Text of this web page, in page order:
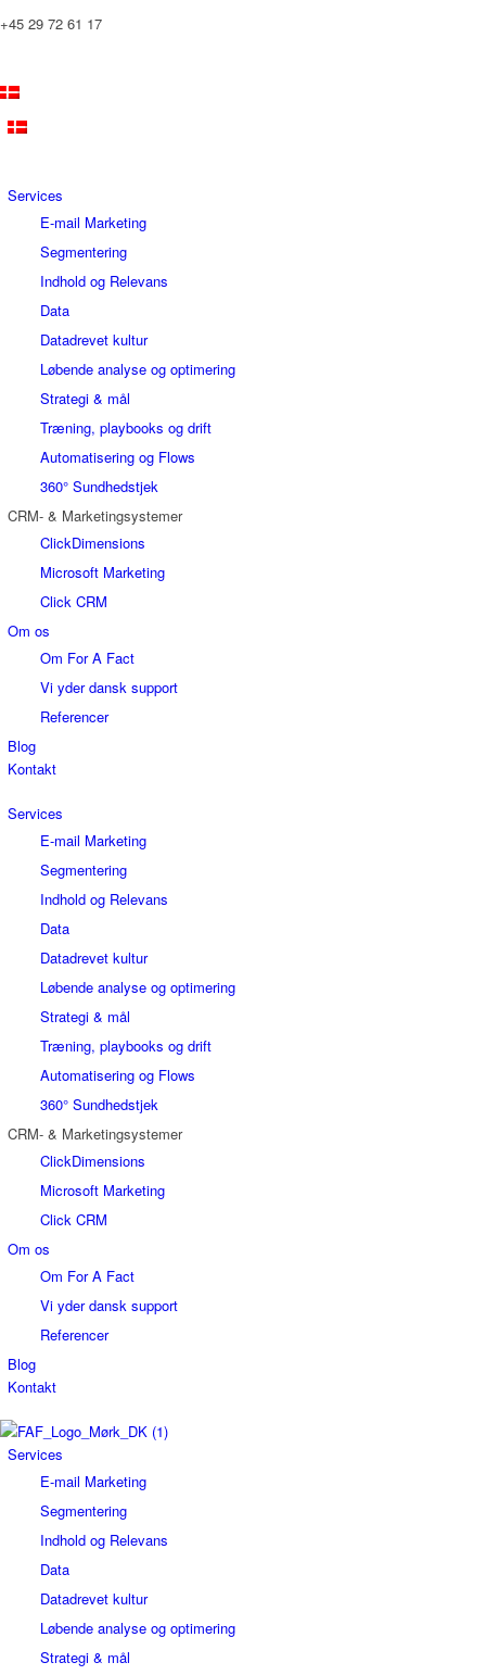
+45 29 72 61 17
Services
E-mail Marketing
Segmentering
Indhold og Relevans
Data
Datadrevet kultur
Løbende analyse og optimering
Strategi & mål
Træning, playbooks og drift
Automatisering og Flows
360° Sundhedstjek
CRM- & Marketingsystemer
ClickDimensions
Microsoft Marketing
Click CRM
Om os
Om For A Fact
Vi yder dansk support
Referencer
Blog
Kontakt
Services
E-mail Marketing
Segmentering
Indhold og Relevans
Data
Datadrevet kultur
Løbende analyse og optimering
Strategi & mål
Træning, playbooks og drift
Automatisering og Flows
360° Sundhedstjek
CRM- & Marketingsystemer
ClickDimensions
Microsoft Marketing
Click CRM
Om os
Om For A Fact
Vi yder dansk support
Referencer
Blog
Kontakt
Services
E-mail Marketing
Segmentering
Indhold og Relevans
Data
Datadrevet kultur
Løbende analyse og optimering
Strategi & mål